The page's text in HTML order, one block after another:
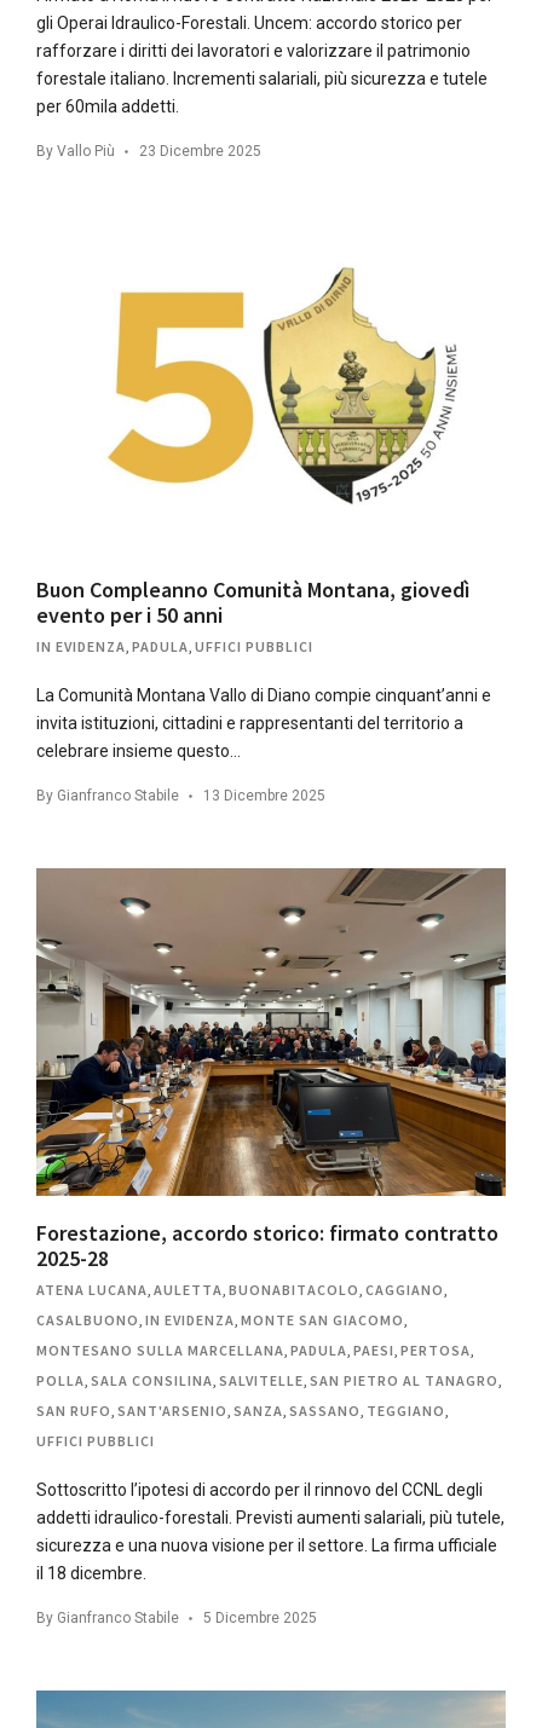
gli Operai Idraulico-Forestali. Uncem: accordo storico per
rafforzare i diritti dei lavoratori e valorizzare il patrimonio
forestale italiano. Incrementi salariali, più sicurezza e tutele
per 60mila addetti.
By Vallo Più 23 Dicembre 2025
Buon Compleanno Comunità Montana, giovedì
evento per i 50 anni
IN EVIDENZA PADULA UFFICI PUBBLICI
La Comunità Montana Vallo di Diano compie cinquant’anni e
invita istituzioni, cittadini e rappresentanti del territorio a
celebrare insieme questo…
By Gianfranco Stabile 13 Dicembre 2025
Forestazione, accordo storico: firmato contratto
2025-28
ATENA LUCANA, AULETTA, BUONABITACOLO, CAGGIANO,
CASALBUONO, IN EVIDENZA, MONTE SAN GIACOMO,
MONTESANO SULLA MARCELLANA, PADULA, PAESI, PERTOSA,
POLLA, SALA CONSILINA, SALVITELLE, SAN PIETRO AL TANAGRO,
SAN RUFO, SANT'ARSENIO, SANZA, SASSANO, TEGGIANO,
UFFICI PUBBLICI
Sottoscritto l’ipotesi di accordo per il rinnovo del CCNL degli
addetti idraulico-forestali. Previsti aumenti salariali, più tutele,
sicurezza e una nuova visione per il settore. La firma ufficiale
il 18 dicembre.
By Gianfranco Stabile 5 Dicembre 2025